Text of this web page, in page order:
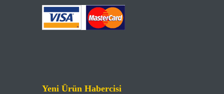
Yeni Ürün Habercisi